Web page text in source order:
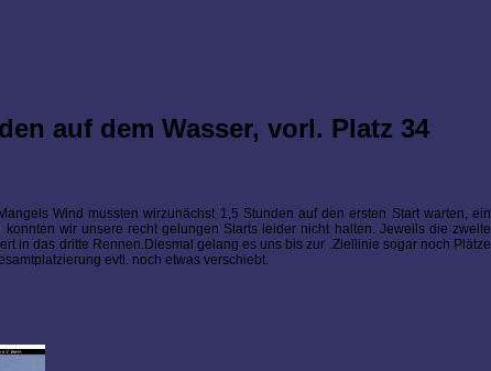
auf dem Wasser, vorl. Platz 34
Wind mussten wirzunächst 1,5 Stunden auf den ersten Start warten, ein
wir unsere recht gelungen Starts leider nicht halten. Jeweils die zweite
in das dritte Rennen.Diesmal gelang es uns bis zur .Ziellinie sogar noch Plätze
evtl. noch etwas verschiebt.